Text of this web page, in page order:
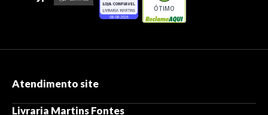
ÓTIMO
Atendimento site
Livraria Martins Fontes